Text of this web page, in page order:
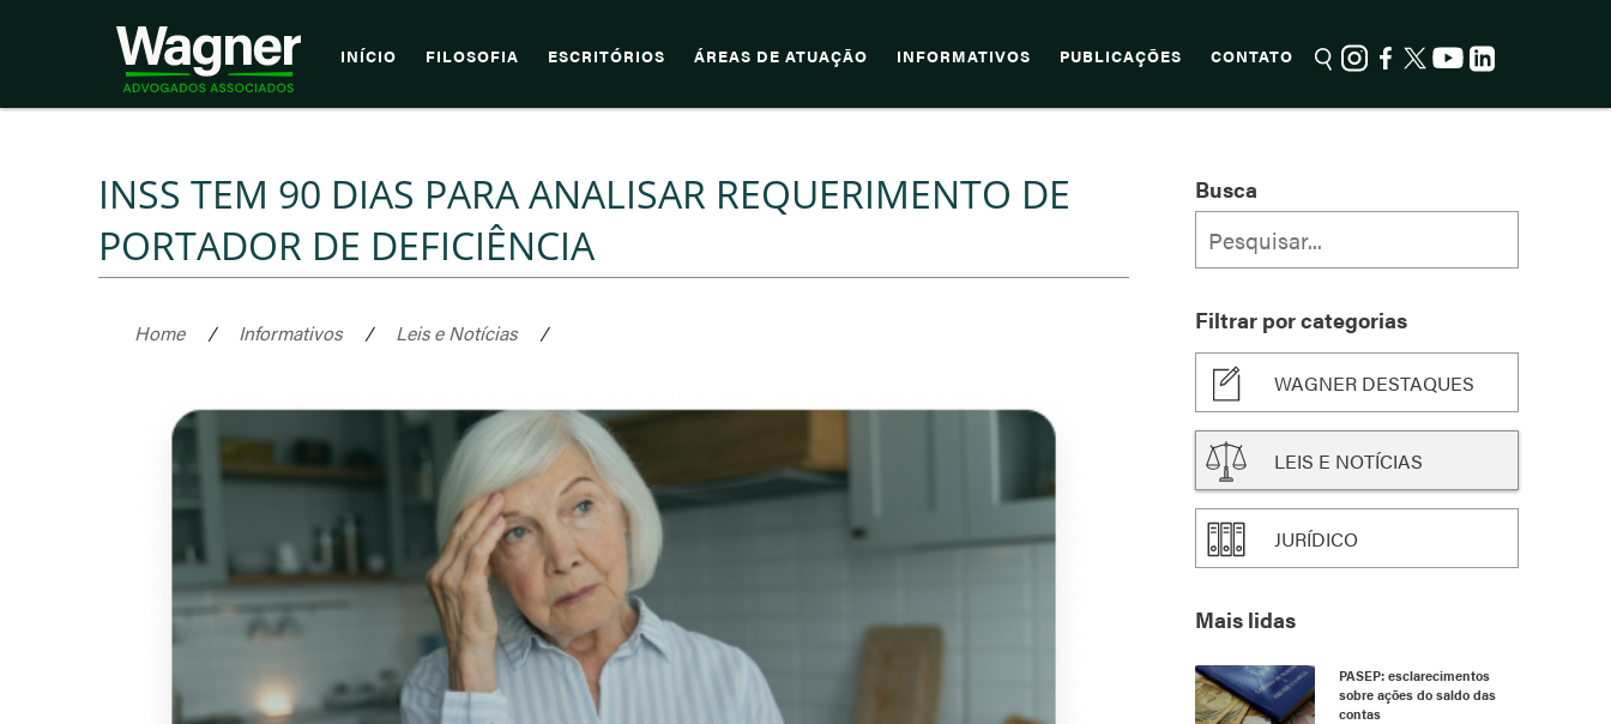
INÍCIO FILOSOFIA ESCRITÓRIOS ÁREAS DE ATUAÇÃO INFORMATIVOS PUBLICAÇÕES CONTATO
INSS TEM 90 DIAS PARA ANALISAR REQUERIMENTO DE
PORTADOR DE DEFICIÊNCIA
Home / Informativos / Leis e Notícias /
Busca
Filtrar por categorias
WAGNER DESTAQUES
LEIS E NOTÍCIAS
JURÍDICO
Mais lidas
PASEP: esclarecimentos
sobre ações do saldo das
contas